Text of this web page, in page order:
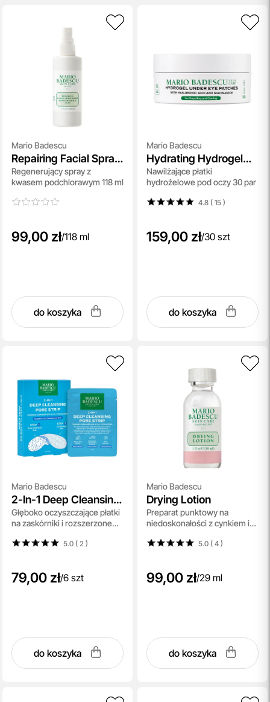
Mario Badescu
Repairing Facial Spray
With Hypochlorous
Acid
Regenerujący spray z
kwasem podchlorawym 118 ml
99,00 zł/118 ml
do koszyka
Mario Badescu
Hydrating Hydrogel
Under Eye Patches
Nawilżające płatki
hydrożelowe pod oczy 30 par
4.8 ( 15)
159,00 zł/30 szt
do koszyka
Mario Badescu
2-In-1 Deep Cleansing
Pore Strip
Głęboko oczyszczające płatki
na zaskórniki i rozszerzone
5.0 ( 2 )
79,00 zł/6 szt
do koszyka
Mario Badescu
Drying Lotion
Preparat punktowy na
niedoskonałości z cynkiem i
5.0 ( 4)
99,00 zł/29 ml
do koszyka